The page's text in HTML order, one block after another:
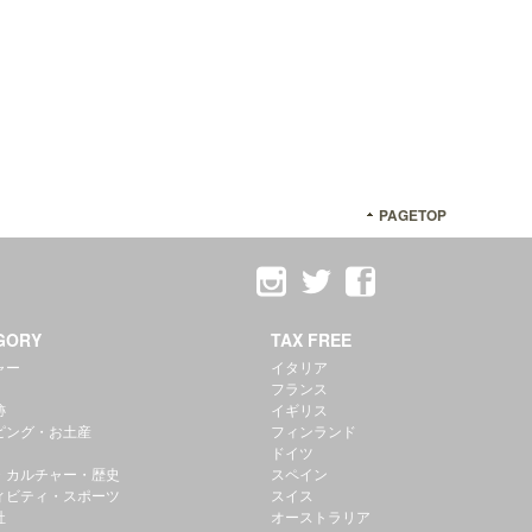
PAGETOP
ー
ング・お土産
カルチャー・歴史
ビティ・スポーツ
TAX FREE
イタリア
フランス
イギリス
フィンランド
ドイツ
スペイン
スイス
オーストラリア